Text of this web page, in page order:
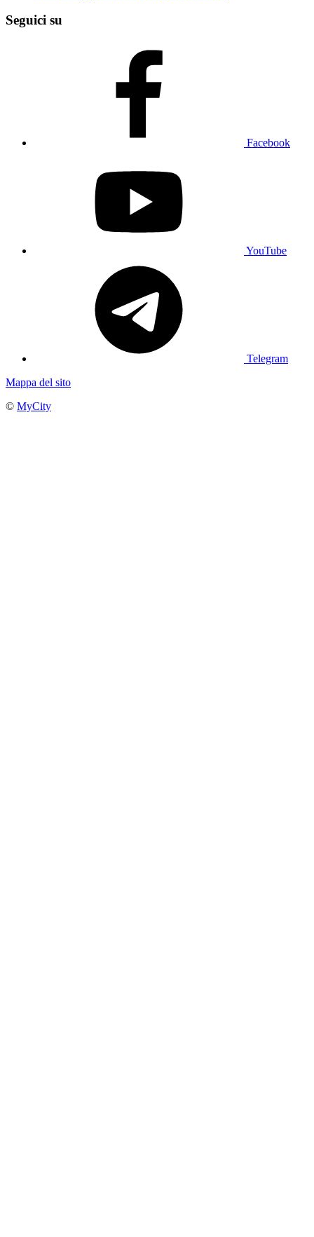
Seguici su
Facebook
YouTube
Telegram
Mappa del sito
© MyCity